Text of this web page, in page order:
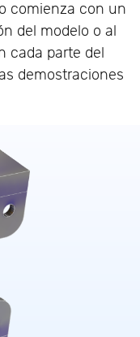
comienza con un
del modelo o al
cada parte del
demostraciones